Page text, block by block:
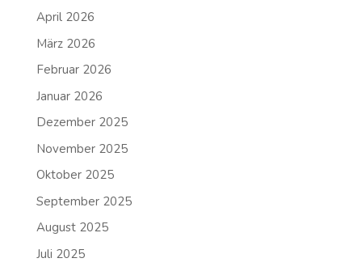
April 2026
März 2026
Februar 2026
Januar 2026
Dezember 2025
November 2025
Oktober 2025
September 2025
August 2025
Juli 2025